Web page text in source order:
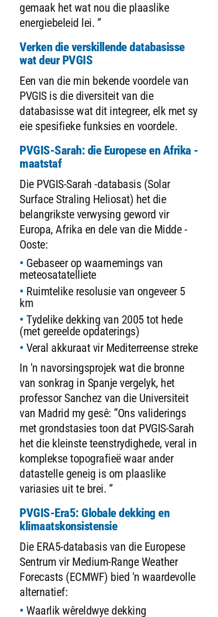
gemaak het wat nou die plaaslike
energiebeleid lei. ”
Verken die verskillende databasisse
wat deur PVGIS
Een van die min bekende voordele van
PVGIS is die diversiteit van die
databasisse wat dit integreer, elk met sy
eie spesifieke funksies en voordele.
PVGIS-Sarah: die Europese en Afrika -
maatstaf
Die PVGIS-Sarah -databasis (Solar
Surface Straling Heliosat) het die
belangrikste verwysing geword vir
Europa, Afrika en dele van die Midde -
Ooste:
Gebaseer op waarnemings van
meteosatatelliete
Ruimtelike resolusie van ongeveer 5
km
Tydelike dekking van 2005 tot hede
(met gereelde opdaterings)
Veral akkuraat vir Mediterreense streke
In 'n navorsingsprojek wat die bronne
van sonkrag in Spanje vergelyk, het
professor Sanchez van die Universiteit
van Madrid my gesê: “Ons validerings
met grondstasies toon dat PVGIS-Sarah
het die kleinste teenstrydighede, veral in
komplekse topografieë waar ander
datastelle geneig is om plaaslike
variasies uit te brei. ”
PVGIS-Era5: Globale dekking en
klimaatskonsistensie
Die ERA5-databasis van die Europese
Sentrum vir Medium-Range Weather
Forecasts (ECMWF) bied 'n waardevolle
alternatief:
Waarlik wêreldwye dekking